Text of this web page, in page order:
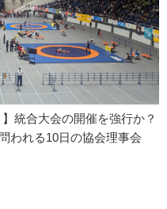
統合大会の開催を強行か？
われる10日の協会理事会